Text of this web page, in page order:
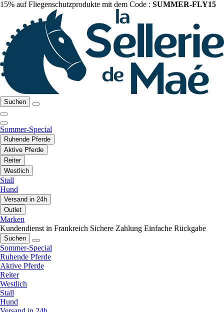
15% auf Fliegenschutzprodukte mit dem Code : SUMMER-FLY15
Suchen
Sommer-Special
Ruhende Pferde
Aktive Pferde
Reiter
Westlich
Stall
Hund
Versand in 24h
Outlet
Marken
Kundendienst in Frankreich Sichere Zahlung Einfache Rückgabe
Suchen
Sommer-Special
Ruhende Pferde
Aktive Pferde
Reiter
Westlich
Stall
Hund